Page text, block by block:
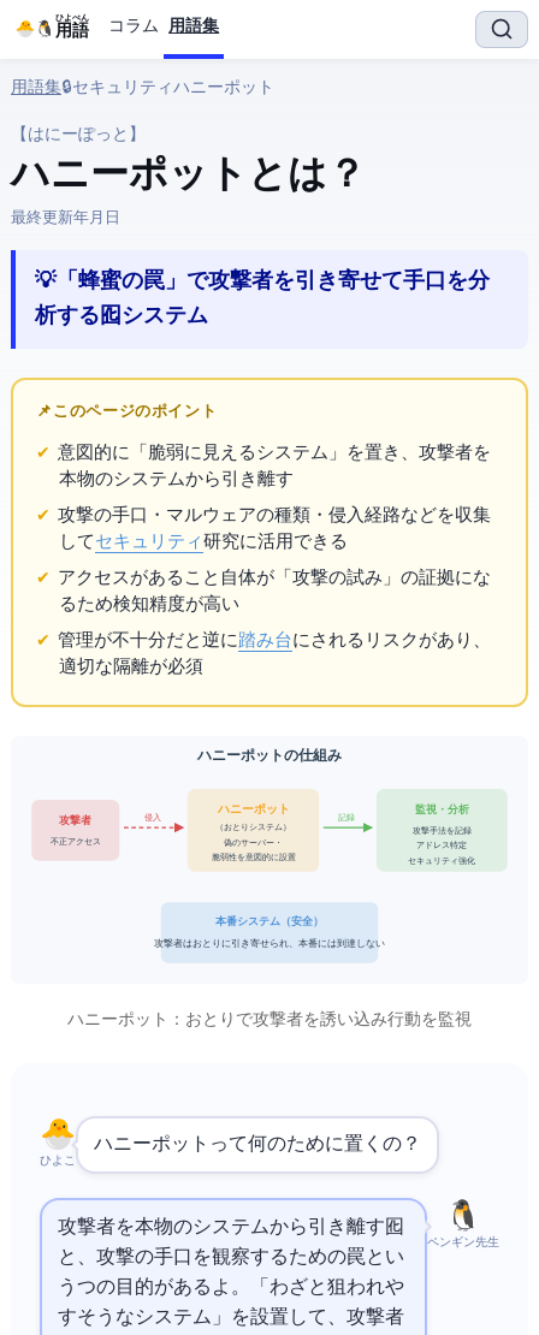
IT用語
ひよぺん コラム 用語集
用語集› 🔒 セキュリティ › ハニーポット
【はにーぽっと】
ハニーポット とは？
最終更新:2026年3月25日
💡 「蜂蜜の罠」で攻撃者を引き寄せて手口を分
析する囮システム
📌 このページのポイント
意図的に「脆弱に見えるシステム」を置き、攻撃者を
本物のシステムから引き離す
攻撃の手口・マルウェアの種類・侵入経路などを収集
してセキュリティ研究に活用できる
アクセスがあること自体が「攻撃の試み」の証拠にな
るため検知精度が高い
管理が不十分だと逆に踏み台にされるリスクがあり、
適切な隔離が必須
ハニーポットの仕組み
攻撃者
不正アクセス
侵入
ハニーポット
（おとりシステム）
偽のサーバー・DB
脆弱性を意図的に設置
記録
監視・分析
攻撃手法を記録
IPアドレス特定
セキュリティ強化
本番システム（安全）
攻撃者はおとりに引き寄せられ、本番には到達しない
ハニーポット：おとりで攻撃者を誘い込み行動を監視
ひよこ
ハニーポットって何のために置くの？
ペンギン先生
攻撃者を本物のシステムから引き離す囮
と、攻撃の手口を観察するための罠とい
う2つの目的があるよ。「わざと狙われや
すそうなシステム」を設置して、攻撃者